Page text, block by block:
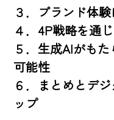
３．ブランド体
４．4P戦略を通
５．生成AIがも
可能性
６．まとめとデ
ップ